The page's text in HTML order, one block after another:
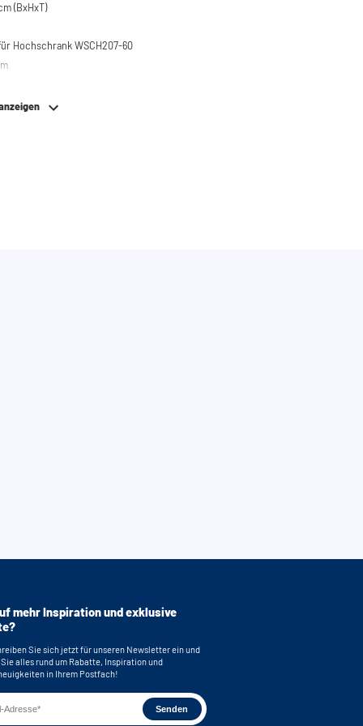
(BxHxT)
Hochschrank WSCH207-60
mehr Inspiration und exklusive
Sie sich jetzt für unseren Newsletter ein und
alles rund um Rabatte, Inspiration und
in Ihrem Postfach!